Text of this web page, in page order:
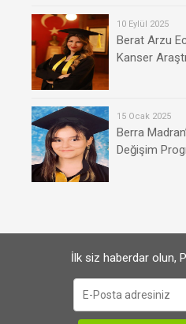
10 Eylül 2025
Berat Arzu
Kanser
15 Ocak 2025
Berra
Değişim
İlk siz haberdar olun,